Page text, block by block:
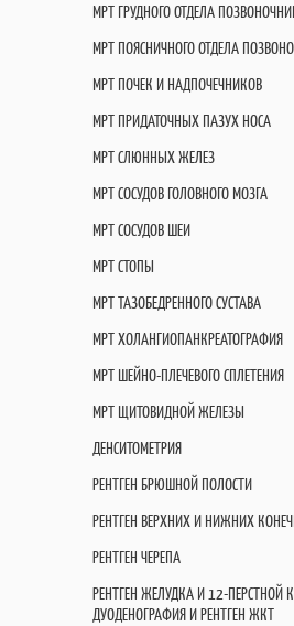
МРТ ГРУДНОГО ОТДЕЛА
МРТ ПОЯСНИЧНОГО ОТДЕЛА
МРТ ПОЧЕК И НАДПОЧЕЧНИКОВ
МРТ ПРИДАТОЧНЫХ ПАЗУХ НОСА
МРТ СЛЮННЫХ ЖЕЛЕЗ
МРТ СОСУДОВ ГОЛОВНОГО МОЗГА
МРТ СОСУДОВ ШЕИ
МРТ СТОПЫ
МРТ ТАЗОБЕДРЕННОГО СУСТАВА
МРТ ХОЛАНГИОПАНКРЕАТОГРАФИЯ
МРТ ШЕЙНО-ПЛЕЧЕВОГО СПЛЕТЕНИЯ
МРТ ЩИТОВИДНОЙ ЖЕЛЕЗЫ
ДЕНСИТОМЕТРИЯ
РЕНТГЕН БРЮШНОЙ ПОЛОСТИ
РЕНТГЕН ВЕРХНИХ И НИЖНИХ
РЕНТГЕН ЧЕРЕПА
РЕНТГЕН ЖЕЛУДКА И 12-ПЕРСТНОЙ
ДУОДЕНОГРАФИЯ И РЕНТГЕН ЖКТ